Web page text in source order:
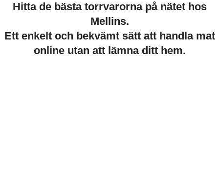
Hitta de bästa torrvarorna på nätet hos
Mellins.
Ett enkelt och bekvämt sätt att handla mat
online utan att lämna ditt hem.